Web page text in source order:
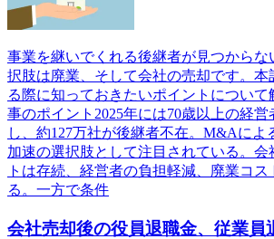
事業を継いでくれる後継者が見つからな
択肢は廃業、そして会社の売却です。本
る際に知っておきたいポイントについ
事のポイント2025年には70歳以上の経営
し、約127万社が後継者不在。M&Aによ
加速の選択肢として注目されている。会
トは存続、経営者の負担軽減、廃業コ
る。一方で条件
会社売却後の役員退職金、従業員